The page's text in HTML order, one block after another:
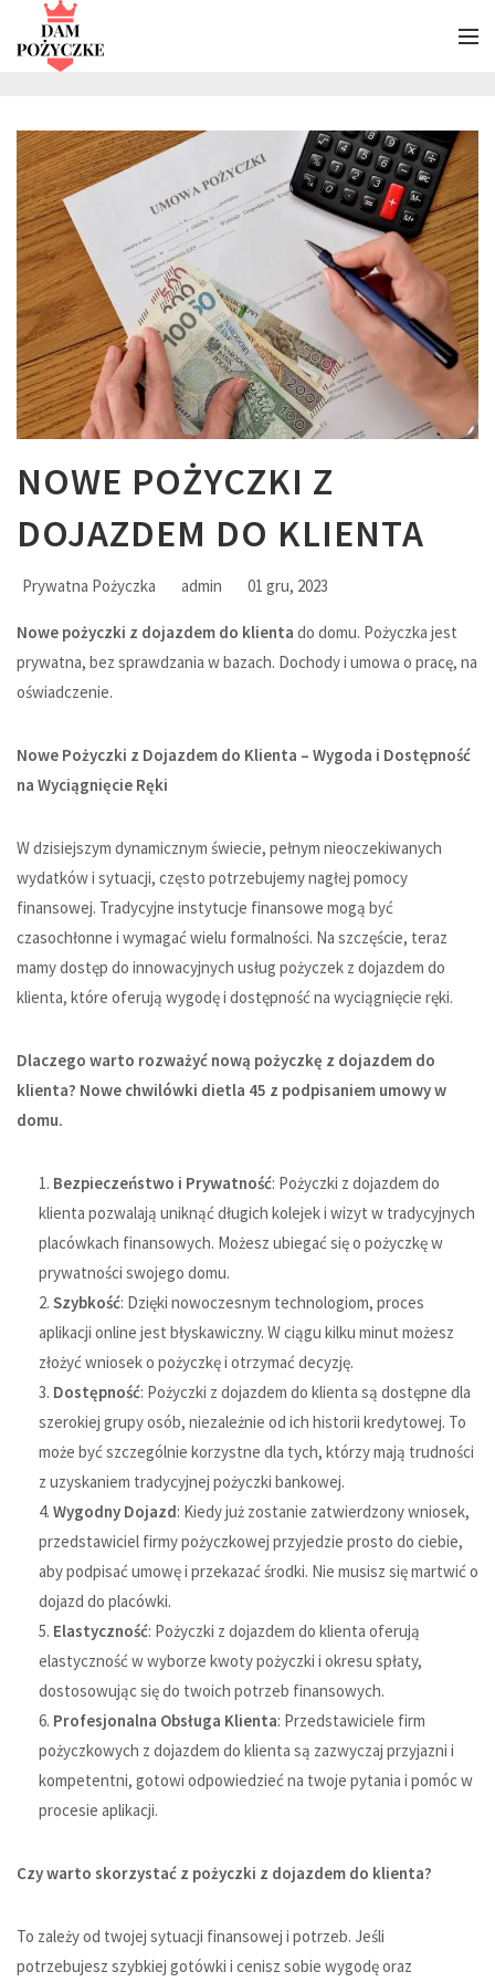
NOWE POŻYCZKI Z
DOJAZDEM DO KLIENTA
Prywatna Pożyczka admin 01 gru, 2023
Nowe pożyczki z dojazdem do klienta do domu. Pożyczka jest
prywatna, bez sprawdzania w bazach. Dochody i umowa o pracę, na
oświadczenie.
Nowe Pożyczki z Dojazdem do Klienta – Wygoda i Dostępność
na Wyciągnięcie Ręki
W dzisiejszym dynamicznym świecie, pełnym nieoczekiwanych
wydatków i sytuacji, często potrzebujemy nagłej pomocy
finansowej. Tradycyjne instytucje finansowe mogą być
czasochłonne i wymagać wielu formalności. Na szczęście, teraz
mamy dostęp do innowacyjnych usług pożyczek z dojazdem do
klienta, które oferują wygodę i dostępność na wyciągnięcie ręki.
Dlaczego warto rozważyć nową pożyczkę z dojazdem do
klienta? Nowe chwilówki dietla 45 z podpisaniem umowy w
domu.
Bezpieczeństwo i Prywatność: Pożyczki z dojazdem do
klienta pozwalają uniknąć długich kolejek i wizyt w tradycyjnych
placówkach finansowych. Możesz ubiegać się o pożyczkę w
prywatności swojego domu.
Szybkość: Dzięki nowoczesnym technologiom, proces
aplikacji online jest błyskawiczny. W ciągu kilku minut możesz
złożyć wniosek o pożyczkę i otrzymać decyzję.
Dostępność: Pożyczki z dojazdem do klienta są dostępne dla
szerokiej grupy osób, niezależnie od ich historii kredytowej. To
może być szczególnie korzystne dla tych, którzy mają trudności
z uzyskaniem tradycyjnej pożyczki bankowej.
Wygodny Dojazd: Kiedy już zostanie zatwierdzony wniosek,
przedstawiciel firmy pożyczkowej przyjedzie prosto do ciebie,
aby podpisać umowę i przekazać środki. Nie musisz się martwić o
dojazd do placówki.
Elastyczność: Pożyczki z dojazdem do klienta oferują
elastyczność w wyborze kwoty pożyczki i okresu spłaty,
dostosowując się do twoich potrzeb finansowych.
Profesjonalna Obsługa Klienta: Przedstawiciele firm
pożyczkowych z dojazdem do klienta są zazwyczaj przyjazni i
kompetentni, gotowi odpowiedzieć na twoje pytania i pomóc w
procesie aplikacji.
Czy warto skorzystać z pożyczki z dojazdem do klienta?
To zależy od twojej sytuacji finansowej i potrzeb. Jeśli
potrzebujesz szybkiej gotówki i cenisz sobie wygodę oraz